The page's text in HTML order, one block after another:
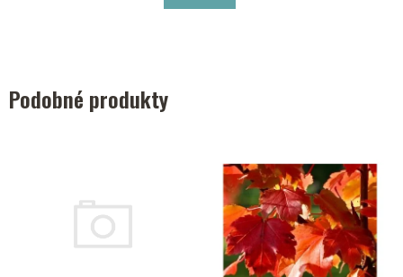
Podobné produkty